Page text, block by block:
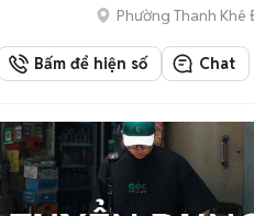
Phường Thanh
Bấm để hiện số Chat